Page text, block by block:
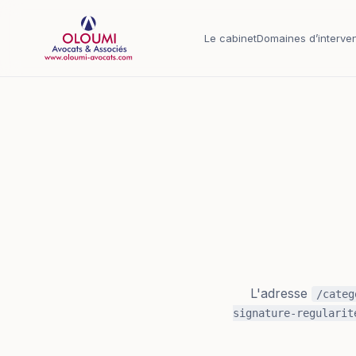
Le cabinetDomaines
L'adresse
/
signature-